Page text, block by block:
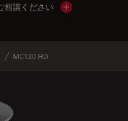
相談ください Show local
MC120 HD
Logo